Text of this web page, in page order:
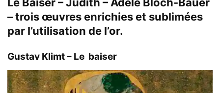
Le Baiser – Judith – Adèle Bloch-Bauer
– trois œuvres enrichies et sublimées
par l’utilisation de l’or.
Gustav Klimt – Le baiser